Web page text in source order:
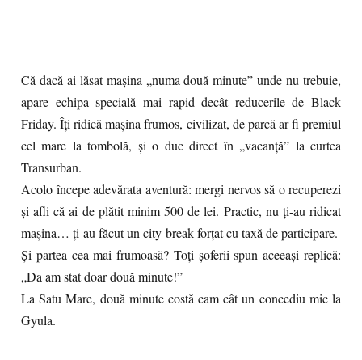
Că dacă ai lăsat mașina „numa două minute” unde nu trebuie,
apare echipa specială mai rapid decât reducerile de Black
Friday. Îți ridică mașina frumos, civilizat, de parcă ar fi premiul
cel mare la tombolă, și o duc direct în „vacanță” la curtea
Transurban.
Acolo începe adevărata aventură: mergi nervos să o recuperezi
și afli că ai de plătit minim 500 de lei. Practic, nu ți-au ridicat
mașina… ți-au făcut un city-break forțat cu taxă de participare.
Și partea cea mai frumoasă? Toți șoferii spun aceeași replică:
„Da am stat doar două minute!”
La Satu Mare, două minute costă cam cât un concediu mic la
Gyula.